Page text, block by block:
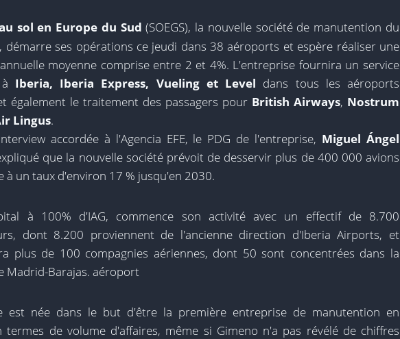
sol en Europe du Sud (SOEGS), la nouvelle société de manutention du
démarre ses opérations ce jeudi dans 38 aéroports et espère réaliser une
moyenne comprise entre 2 et 4%. L'entreprise fournira un service
Iberia, Iberia Express, Vueling et Level dans tous les aéroports
également le traitement des passagers pour British Airways, Nostrum
Lingus.
accordée à l'Agencia EFE, le PDG de l'entreprise, Miguel Ángel
que la nouvelle société prévoit de desservir plus de 400 000 avions
à un taux d'environ 17 % jusqu'en 2030.
à 100% d'IAG, commence son activité avec un effectif de 8.700
dont 8.200 proviennent de l'ancienne direction d'Iberia Airports, et
plus de 100 compagnies aériennes, dont 50 sont concentrées dans la
Madrid-Barajas. aéroport
est née dans le but d'être la première entreprise de manutention en
termes de volume d'affaires, même si Gimeno n'a pas révélé de chiffres